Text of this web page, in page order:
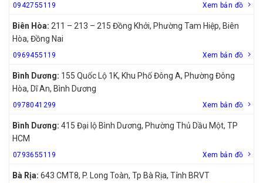
0942755119 Xem bản đồ
Biên Hòa: 211 – 213 – 215 Đồng Khởi, Phường Tam Hiệp, Biên
Hòa, Đồng Nai
0969455119 Xem bản đồ
Bình Dương: 155 Quốc Lộ 1K, Khu Phố Đông A, Phường Đông
Hòa, Dĩ An, Bình Dương
0978041299 Xem bản đồ
Bình Dương: 415 Đại lộ Bình Dương, Phường Thủ Dầu Một, TP
HCM
0793655119 Xem bản đồ
Bà Rịa: 643 CMT8, P. Long Toàn, Tp Bà Rịa, Tỉnh BRVT